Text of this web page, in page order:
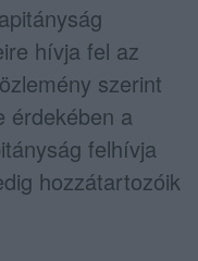
hívja fel az
szerint
érdekében a
felhívja
hozzátartozóik